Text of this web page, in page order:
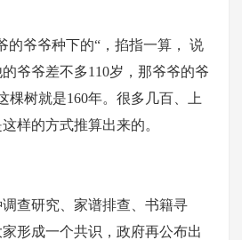
的爷爷种下的“，掐指一算， 说
爷爷差不多110岁，那爷爷的爷
棵树就是160年。很多几百、上
样的方式推算出来的。
查研究、家谱排查、书籍寻
形成一个共识，政府再公布出